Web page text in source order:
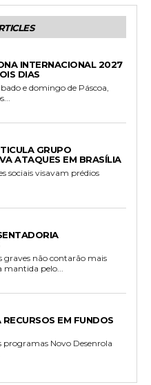
INTERNACIONAL 2027
DIAS
e domingo de Páscoa,
GRUPO
ATAQUES EM BRASÍLIA
sociais visavam prédios
graves não contarão mais
pelo...
EM FUNDOS
programas Novo Desenrola